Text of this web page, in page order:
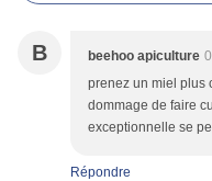
B beehoo apiculture
prenez un miel plus
dommage de faire
exceptionnelle se
Répondre